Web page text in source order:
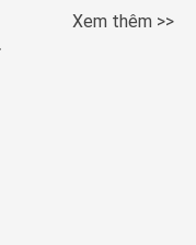
Xem thêm >>